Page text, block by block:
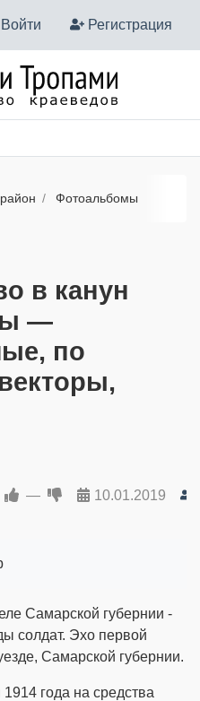
Войти Регистрация
Фотоальбомы
в канун
—
по
— 10.01.2019
Самарской губернии -
солдат. Эхо первой
Самарской губернии.
года на средства